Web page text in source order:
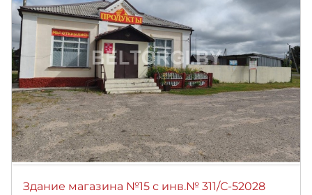
Здание магазина №15 с инв.№ 311/С-52028